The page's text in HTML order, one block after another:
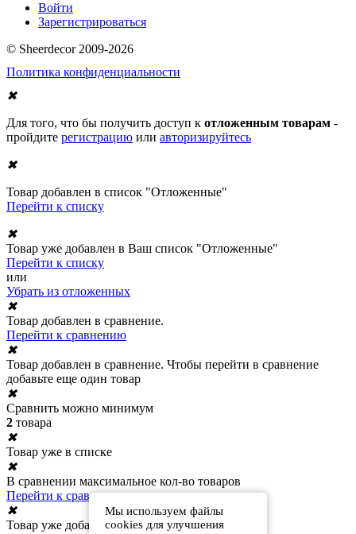
Войти
Зарегистрироваться
© Sheerdecor 2009-2026
Политика конфиденциальности
Мы используем файлы
cookies для улучшения
✖
Для того, что бы получить доступ к отложенным товарам -
пройдите регистрацию или авторизируйтесь
✖
Товар добавлен в список "Отложенные"
Перейти к списку
✖
Товар уже добавлен в Ваш список "Отложенные"
Перейти к списку
или
Убрать из отложенных
✖
Товар добавлен в сравнение.
Перейти к сравнению
✖
Товар добавлен в сравнение. Чтобы перейти в сравнение
добавьте еще один товар
✖
Сравнить можно минимум
2 товара
✖
Товар уже в списке
✖
В сравнении максимальное кол-во товаров
Перейти к сравнению
✖
Товар уже добавлен в сравнение